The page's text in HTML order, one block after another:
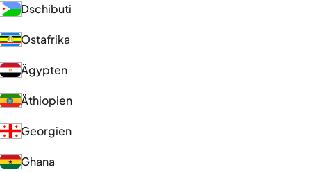
Dschibuti
Ostafrika
Ägypten
Äthiopien
Georgien
Ghana